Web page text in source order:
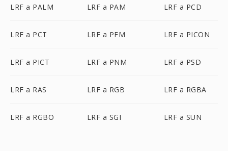
LRF a PALM LRF a PAM LRF a PCD
LRF a PCT LRF a PFM LRF a PICON
LRF a PICT LRF a PNM LRF a PSD
LRF a RAS LRF a RGB LRF a RGBA
LRF a RGBO LRF a SGI LRF a SUN